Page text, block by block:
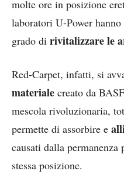
molte ore in posizione
laboratori U-Power
grado di rivitalizzare le
Red-Carpet, infatti, si
materiale creato da
mescola rivoluzionaria,
permette di assorbire e
causati dalla
stessa posizione.